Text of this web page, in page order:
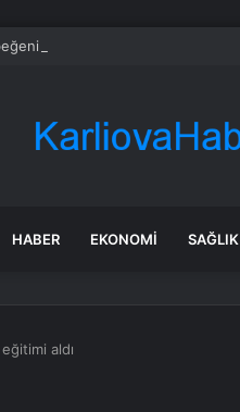
dev çikolata raflara çıkacak
HABER EKONOMI SAĞLIK
aldı